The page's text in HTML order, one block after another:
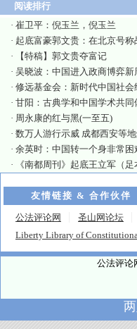
阅读排行
· 崔卫平：倪玉兰，倪玉兰
· 起底富豪郭文贵：在北京号
·
【特稿】郭文贵夺富记
· 吴晓波：中国进入政商博弈新
· 修远基金会：新时代中国社
· 甘阳：古典学和中国学术共同
· 周永康的红与黑(一至五)
· 数万人游行示威 成都西安等
· 余英时：中国转一个身非常困
·
《南都周刊》起底王立军（足
友情链接 & 合作伙伴
公法评论网 圣山网论坛
Liberty Library of
公法评论